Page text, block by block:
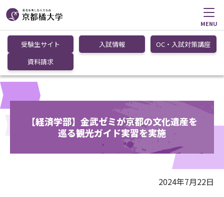
MENU
受験生サイト 入試情報
OC・入試対策講座
資料請求
【経済学部】金武ゼミが京都の文化遺産を
巡る観光ガイド実習を実施
2024年7月22日